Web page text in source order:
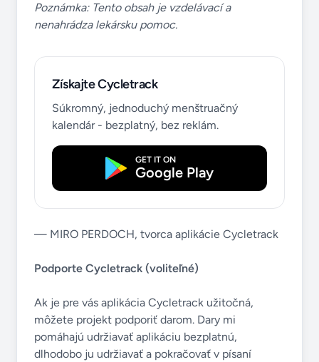
Poznámka: Tento obsah je vzdelávací a
nenahrádza lekársku pomoc.
Získajte Cycletrack
Súkromný, jednoduchý menštruačný
kalendár - bezplatný, bez reklám.
GET IT ON
Google Play
— MIRO PERDOCH, tvorca aplikácie Cycletrack
Podporte Cycletrack (voliteľné)
Ak je pre vás aplikácia Cycletrack užitočná,
môžete projekt podporiť darom. Dary mi
pomáhajú udržiavať aplikáciu bezplatnú,
dlhodobo ju udržiavať a pokračovať v písaní